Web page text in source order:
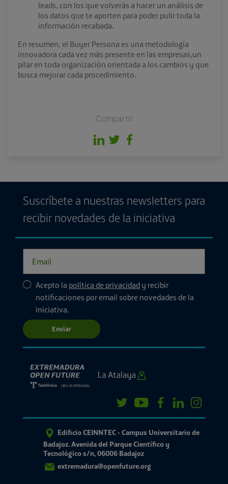
leads, con los que volverás a hacer un análisis de
los datos que te aporten para poder pulir toda la
información recabada.
En resumen, el Buyer Persona es una metodología
innovadora cada vez más presente en las empresas,un
pilar en toda organización orientada a los cambios y que
busca mejorar cada procedimiento.
Compartir
Suscríbete a nuestras newsletters para
recibir novedades de la iniciativa
Acepto la política de privacidad y recibir
notificaciones por email sobre novedades de la
iniciativa.
Enviar
Edificio CEINNTEC - Campus Universitario de
Badajoz. Avenida del Parque Científico y
Tecnológico s/n, 06006 Badajoz
extremadura@openfuture.org